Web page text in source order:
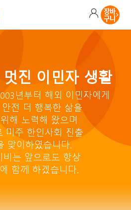
진 이민자 생활
년부터 해외 이민자에게
전 더 행복한 삶을
해 노력해 왔으며
미주 한인사회 진출
맞이하였습니다.
비는 앞으로도 항상
함께 하겠습니다.